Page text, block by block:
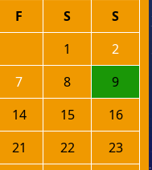
F S
S
1
2
7 8
9
14 15
16
21 22
23